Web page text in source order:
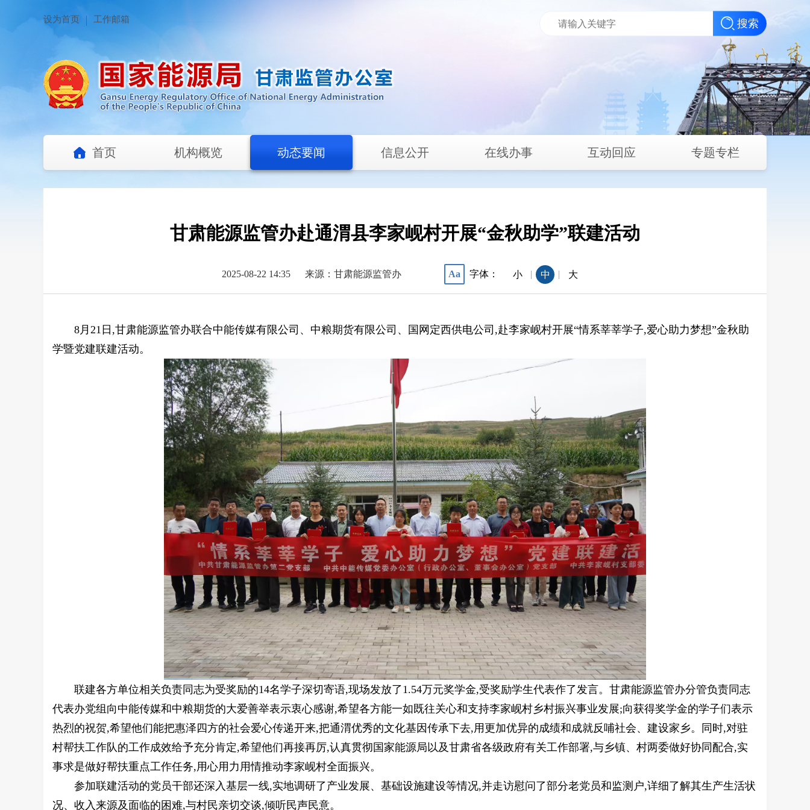
设为首页 工作邮箱 搜索
首页 机构概览 动态要闻 信息公开 在线办事 互动回应 专题专栏
甘肃能源监管办赴通渭县李家岘村开展“金秋助学”联建活动
2025-08-22 14:35 来源：甘肃能源监管办 Aa 字体： 小 | 中 | 大
8月21日,甘肃能源监管办联合中能传媒有限公司、中粮期货有限公司、国网定西供电公司,赴李家岘村开展“情系莘莘学子,爱心助力梦想”金秋助
学暨党建联建活动。
联建各方单位相关负责同志为受奖励的14名学子深切寄语,现场发放了1.54万元奖学金,受奖励学生代表作了发言。甘肃能源监管办分管负责同志
代表办党组向中能传媒和中粮期货的大爱善举表示衷心感谢,希望各方能一如既往关心和支持李家岘村乡村振兴事业发展;向获得奖学金的学子们表示
热烈的祝贺,希望他们能把惠泽四方的社会爱心传递开来,把通渭优秀的文化基因传承下去,用更加优异的成绩和成就反哺社会、建设家乡。同时,对驻
村帮扶工作队的工作成效给予充分肯定,希望他们再接再厉,认真贯彻国家能源局以及甘肃省各级政府有关工作部署,与乡镇、村两委做好协同配合,实
事求是做好帮扶重点工作任务,用心用力用情推动李家岘村全面振兴。
参加联建活动的党员干部还深入基层一线,实地调研了产业发展、基础设施建设等情况,并走访慰问了部分老党员和监测户,详细了解其生产生活状
况、收入来源及面临的困难,与村民亲切交谈,倾听民声民意。